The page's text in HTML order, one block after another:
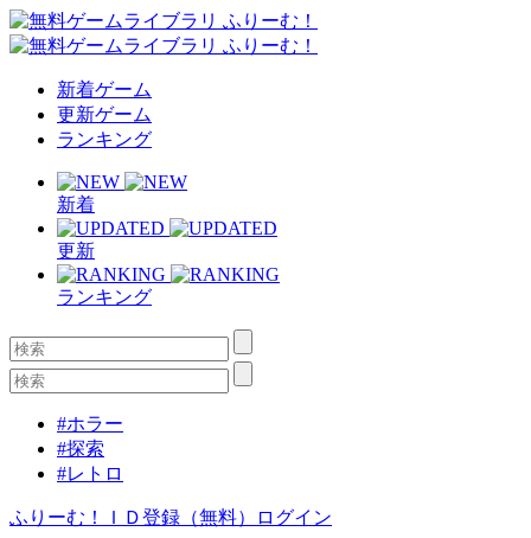
新着ゲーム
更新ゲーム
ランキング
新着
更新
ランキング
#ホラー
#探索
#レトロ
ふりーむ！ＩＤ登録（無料） ログイン